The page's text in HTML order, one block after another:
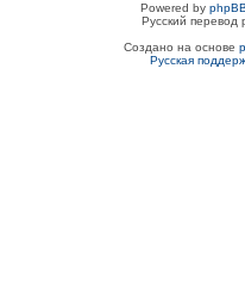
Powered by
Русский
Создано на основе
Русская